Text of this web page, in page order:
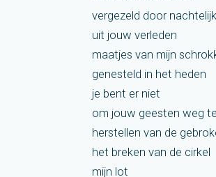
vergezeld door
uit jouw verleden
maatjes van mijn
genesteld in het heden
je bent er niet
om jouw geesten weg
herstellen van de
het breken van de cirkel
mijn lot